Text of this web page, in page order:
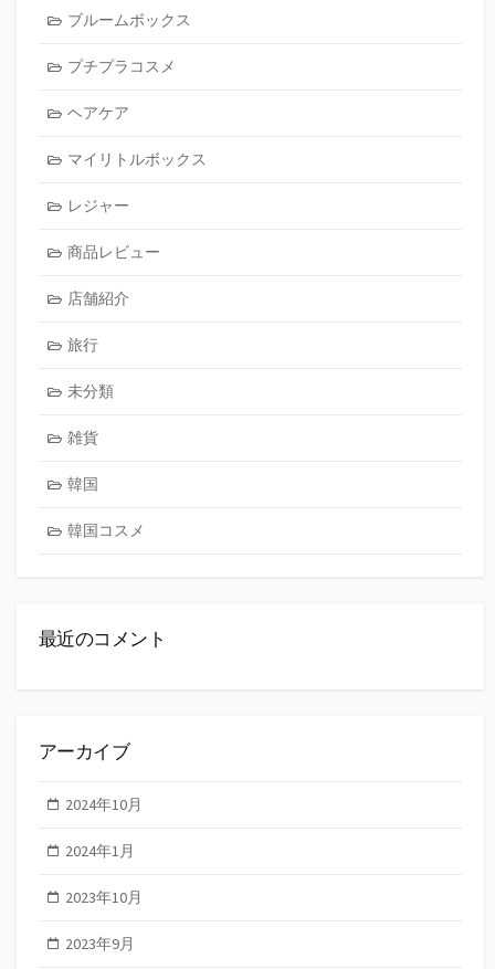
ブルームボックス
プチプラコスメ
ヘアケア
マイリトルボックス
レジャー
商品レビュー
店舗紹介
旅行
未分類
雑貨
韓国
韓国コスメ
最近のコメント
アーカイブ
2024年10月
2024年1月
2023年10月
2023年9月